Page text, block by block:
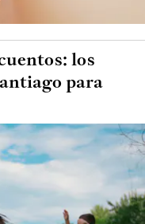
los
para